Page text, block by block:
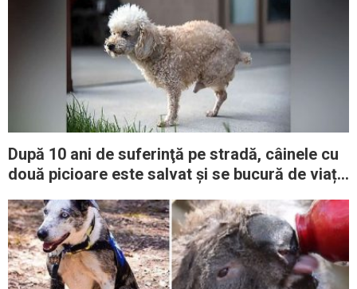
După 10 ani de suferinţă pe stradă, câinele cu
două picioare este salvat și se bucură de viața